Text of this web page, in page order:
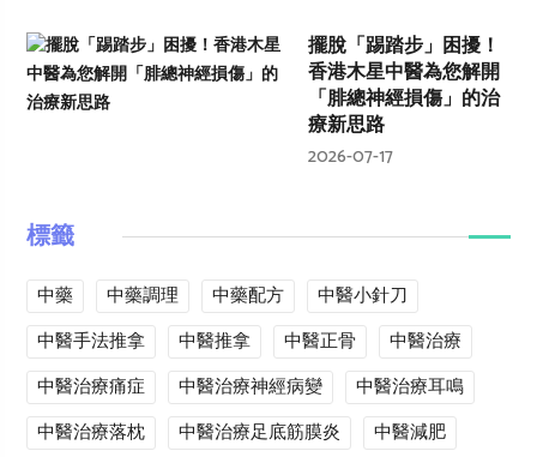
擺脫「踢踏步」困擾！
香港木星中醫為您解開
「腓總神經損傷」的治
療新思路
2026-07-17
標籤
中藥 中藥調理 中藥配方
中醫小針刀
中醫手法推拿
中醫推拿 中醫正骨
中醫治療
中醫治療痛症
中醫治療神經病變
中醫治療耳鳴
中醫治療落枕
中醫治療足底筋膜炎 中醫減肥